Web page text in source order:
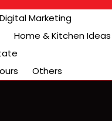
Digital Marketing
Home & Kitchen Ideas
Others